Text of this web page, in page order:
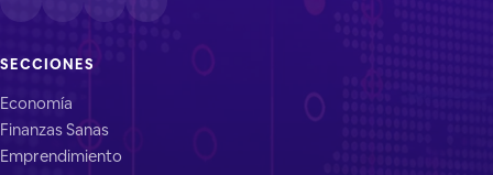
SECCIONES
Economía
Finanzas Sanas
Emprendimiento